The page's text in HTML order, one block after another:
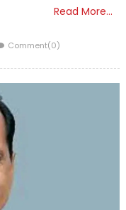
Read More…
Comment(0)